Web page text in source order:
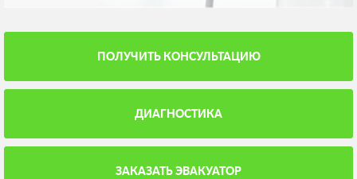
ПОЛУЧИТЬ КОНСУЛЬТАЦИЮ
ДИАГНОСТИКА
ЗАКАЗАТЬ ЭВАКУАТОР